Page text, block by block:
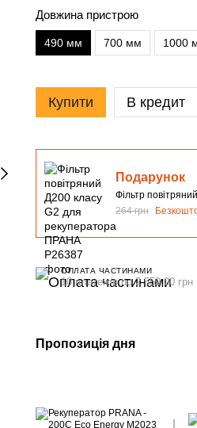
Довжина пристрою
490 мм 700 мм 1000
Купити В кредит
Подарунок
Фільтр
264 грн
ОПЛАТА ЧАСТИНАМИ
10 платежів по 2 559.00 грн
Пропозиція дня